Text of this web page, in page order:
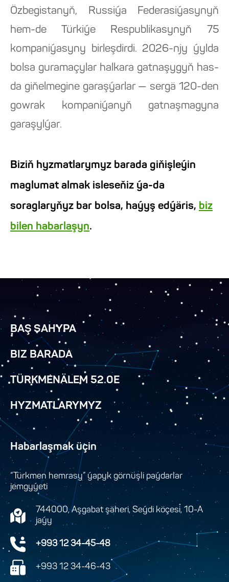
Özbegistanyň, Russiýa Federasiýasynyň
hem-de Türkiýe Respublikasynyň 75
kompaniýasyny birleşdirdi. 2026-njy ýylda
bolsa guramaçylar halkara gatnaşygyň has-
da giňelmegine garaşýarlar — sergä 120-den
gowrak kompaniýanyň gatnaşmagyna
garaşylýar.
Biziň hyzmatlarymyz barada giňişleýin
maglumat almak isleseňiz ýa-da
soraglaryňyz bar bolsa, haýyş edýäris, biz
bilen habarlaşyn.
BAŞ SAHYPA
BIZ BARADA
TÜRKMENÄLEM 52.0E
HYZMATLARYMYZ
Habarlaşmak üçin
“Türkmen hemrasy” ýapyk görnüşli paýdarlar
jemgyýeti
744000, Aşgabat şäheri, Seýdi köçesi, 10-A
jaýy
+993 12 34-45-48
+993 12 34-46-43